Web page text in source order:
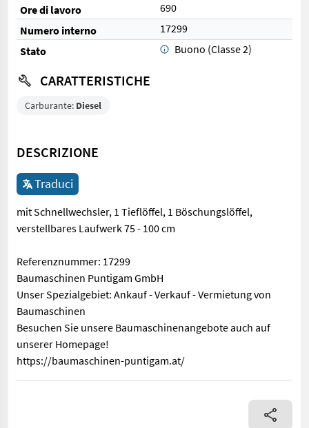
Ore di lavoro
690
Numero interno
17299
Stato
Buono (Classe 2)
CARATTERISTICHE
Carburante: Diesel
DESCRIZIONE
Traduci
mit Schnellwechsler, 1 Tieflöffel, 1 Böschungslöffel,
verstellbares Laufwerk 75 - 100 cm
Referenznummer: 17299
Baumaschinen Puntigam GmbH
Unser Spezialgebiet: Ankauf - Verkauf - Vermietung von
Baumaschinen
Besuchen Sie unsere Baumaschinenangebote auch auf
unserer Homepage!
https://baumaschinen-puntigam.at/
mit Schnellwechsler, 1 Tieflöffel, 1 Böschungslöffel,